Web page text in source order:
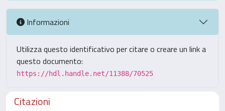
Informazioni
Utilizza questo identificativo per citare o creare un link a
questo documento:
https://hdl.handle.net/11388/70525
Citazioni